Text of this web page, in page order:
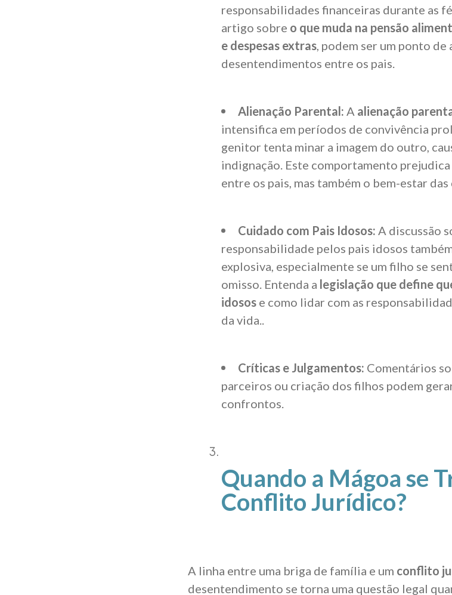
responsabilidades financeiras durante as
artigo sobre o que muda na pensão
e despesas extras , podem ser um ponto
desentendimentos entre os pais
Alienação Parental: A alienação
intensifica em períodos de convivência
genitor tenta minar a imagem do outro,
indignação. Este comportamento
entre os pais, mas também o bem-estar das
Cuidado com Pais Idosos: A discussão
responsabilidade pelos pais idosos
explosiva, especialmente se um filho se
omisso. Entenda a legislação que define
idosos e como lidar com as
da vida.
Críticas e Julgamentos: Comentários
parceiros ou criação dos filhos podem
confrontos.
Quando a Mágoa se
Conflito Jurídico?
A linha entre uma briga de família e um conflito
desentendimento se torna uma questão legal